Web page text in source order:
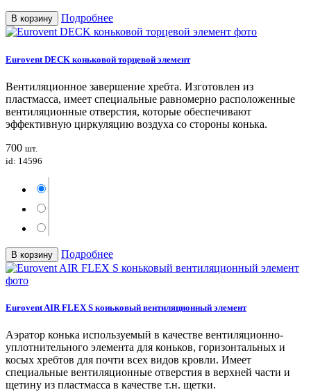
В корзину Подробнее
Eurovent DECK коньковой торцевой элемент
Вентиляционное завершение хребта. Изготовлен из
пластмасса, имеет специальные равномерно расположенные
вентиляционные отверстия, которые обеспечивают
эффективную циркуляцию воздуха со стороны конька.
700 шт.
id: 14596
В корзину Подробнее
Eurovent AIR FLEX S коньковый вентиляционный элемент
Аэратор конька используемый в качестве вентиляционно-
уплотнительного элемента для коньков, горизонтальных и
косых хребтов для почти всех видов кровли. Имеет
специальные вентиляционные отверстия в верхней части и
щетину из пластмасса в качестве т.н. щетки.